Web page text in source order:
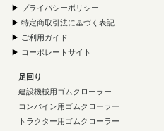
▶ プライバシーポリシー
▶ 特定商取引法に基づく表記
▶ ご利用ガイド
▶ コーポレートサイト
足回り
建設機械用ゴムクローラー
コンバイン用ゴムクローラー
トラクター用ゴムクローラー